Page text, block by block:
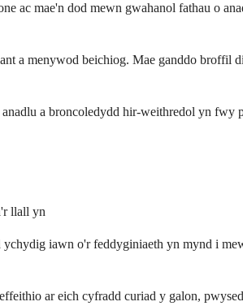
ac mae'n dod mewn gwahanol fathau o
a menywod beichiog. Mae ganddo broffil
a broncoledydd hir-weithredol yn
llall yn
iawn o'r feddyginiaeth yn mynd i
ar eich cyfradd curiad y galon,